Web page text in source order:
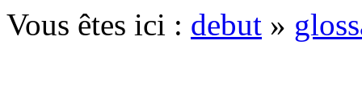
Vous êtes ici : debut »